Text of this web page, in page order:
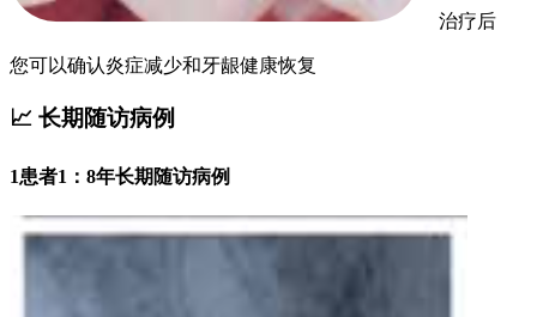
治疗后
您可以确认炎症减少和牙龈健康恢复
📈 长期随访病例
1患者1：8年长期随访病例